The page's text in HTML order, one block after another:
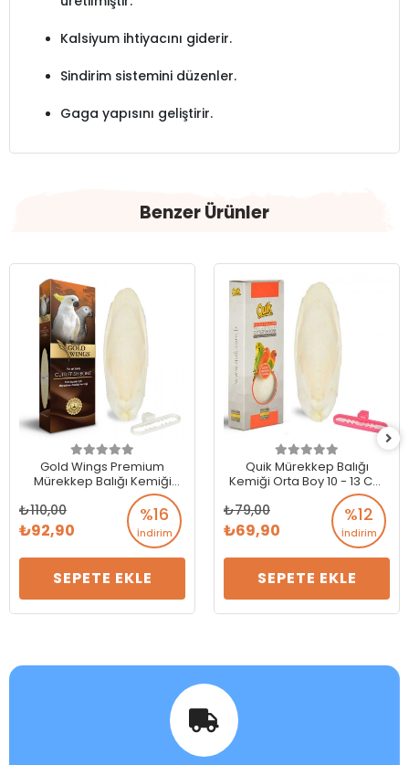
Kalsiyum ihtiyacını giderir.
Sindirim sistemini düzenler.
Gaga yapısını geliştirir.
Benzer Ürünler
Gold Wings Premium
Mürekkep Balığı Kemiği
Büyük (Kalamar)
%16
İndirim
110,00
92,90
SEPETE EKLE
Quik Mürekkep Balığı
Kemiği Orta Boy 10 - 13 Cm
%12
İndirim
79,00
69,90
SEPETE EKLE